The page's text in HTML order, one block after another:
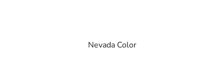
Nevada Color